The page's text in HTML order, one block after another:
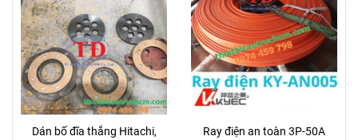
Dán bố đĩa thắng Hitachi,
Ray điện an toàn 3P-50A